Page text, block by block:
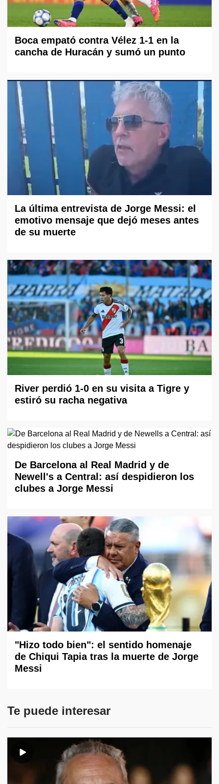
Boca empató contra Vélez 1-1 en la
cancha de Huracán y sumó un punto
La última entrevista de Jorge Messi: el
emotivo mensaje que dejó meses antes
de su muerte
River perdió 1-0 en su visita a Tigre y
estiró su racha negativa
De Barcelona al Real Madrid y de
Newell's a Central: así despidieron los
clubes a Jorge Messi
"Hizo todo bien": el sentido homenaje
de Chiqui Tapia tras la muerte de Jorge
Messi
Te puede interesar